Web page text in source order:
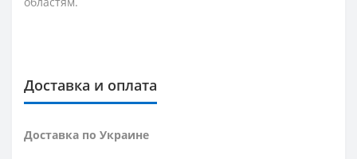
Доставка и оплата
Доставка по Украине